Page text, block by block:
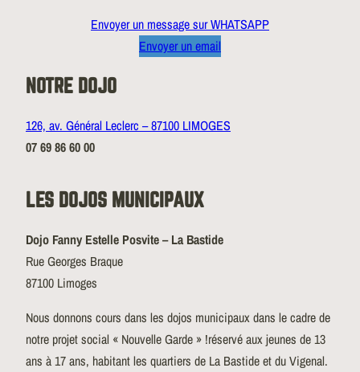
Envoyer un message sur WHATSAPP
Envoyer un email
NOTRE DOJO
126, av. Général Leclerc – 87100 LIMOGES
07 69 86 60 00
LES DOJOS MUNICIPAUX
Dojo Fanny Estelle Posvite – La Bastide
Rue Georges Braque
87100 Limoges
Nous donnons cours dans les dojos municipaux dans le cadre de
notre projet social « Nouvelle Garde » !réservé aux jeunes de 13
ans à 17 ans, habitant les quartiers de La Bastide et du Vigenal.